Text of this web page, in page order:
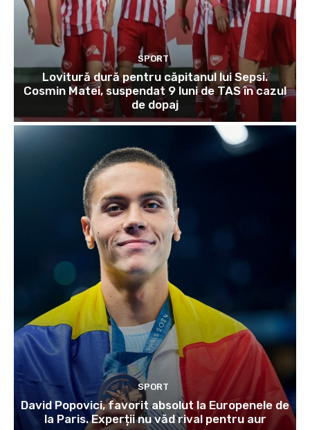
SPORT
Lovitură dură pentru căpitanul lui Sepsi.
Cosmin Matei, suspendat 9 luni de TAS în cazul
de dopaj
SPORT
David Popovici, favorit absolut la Europenele de
la Paris. Experții nu văd rival pentru aur